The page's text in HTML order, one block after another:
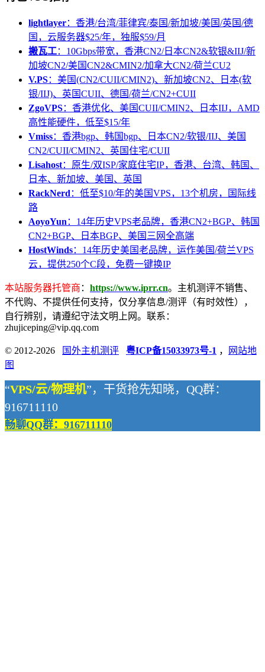
lightlayer：香港/台湾/菲律宾/泰国/新加坡/美国/英国/德
国，云服务器$25/年，独服$59/月
搬瓦工：10Gbps带宽，香港CN2/日本CN2&软银&IIJ/新
加坡CN2/美国CN2&CMIN2/加拿大CN2/荷兰CU2
V.PS：美国(CN2/CUII/CMIN2)、新加坡CN2、日本(软
银/IIJ)、英国CUII、德国/荷兰/CN2+CUII
ZgoVPS：香港优化、美国CUII/CMIN2、日本IIJ，AMD
高性能硬件，低至$15/年
Vmiss：香港bgp、韩国bgp、日本CN2/软银/IIJ、美国
CN2/CUII/CMIN2、英国住宅/CUII
Lisahost：原生/双ISP/家庭住宅IP，香港、台湾、韩国、
日本、新加坡、美国、英国
RackNerd ：低至$10/年的美国VPS，13个机房，国际线
路
AoyoYun ：14年历史VPS老品牌，香港CN2+BGP、韩国
CN2+BGP、日本BGP、美国三网全高端
HostWinds：14年历史美国老品牌，运作美国/荷兰VPS
云，提供250个C段，免费一键换IP
本站服务器托管商 ： https://www.iprr.cn。主机测评不销售、
不代购、不提供任何支持，仅分享信息/测评（有时效性），
自行辨别，请遵纪守法文明上网。联系：
zhujiceping@vip.qq.com
© 2012-2026 国外主机测评 粤ICP备15033973号-1 ，
网站地
图
“VPS/云/物理机”，干货抢先知晓，QQ群：
916711110
畅聊QQ群：916711110